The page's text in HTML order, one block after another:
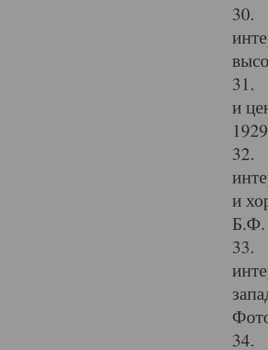
30.
31.
и
32.
и
Б.Ф.
33.
34.